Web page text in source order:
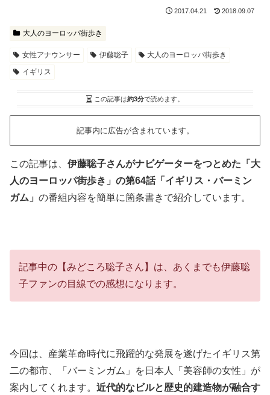
2017.04.21 2018.09.07
大人のヨーロッパ街歩き
女性アナウンサー 伊藤聡子
大人のヨーロッパ街歩き
イギリス
この記事は約3分で読めます。
記事内に広告が含まれています。
この記事は、 伊藤聡子さんがナビゲーターをつとめた「大
人のヨーロッパ街歩き」の第64話「イギリス・バーミン
ガム」 の番組内容を簡単に箇条書きで紹介しています。
記事中の【みどころ聡子さん】は、あくまでも伊藤聡
子ファンの目線での感想になります。
今回は、産業革命時代に飛躍的な発展を遂げたイギリス第
二の都市、「バーミンガム」を日本人「美容師の女性」が
案内してくれます。 近代的なビルと歴史的建造物が融合す